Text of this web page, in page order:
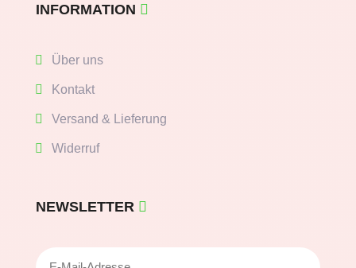
INFORMATION
Über uns
Kontakt
Versand & Lieferung
Widerruf
NEWSLETTER